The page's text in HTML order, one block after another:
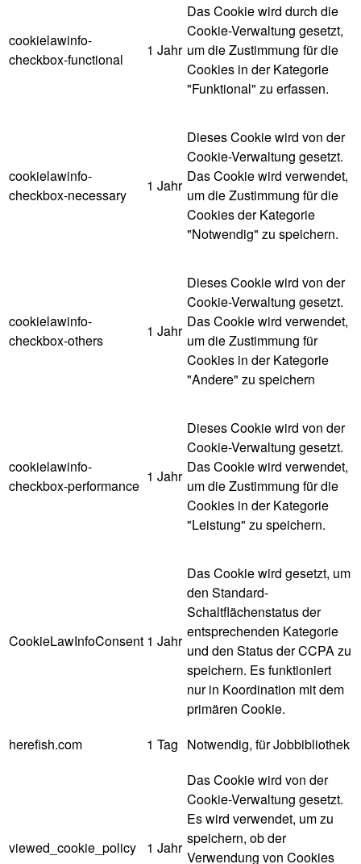
cookielawinfo-
checkbox-functional
1 Jahr
Das Cookie wird durch die
Cookie-Verwaltung gesetzt,
um die Zustimmung für die
Cookies in der Kategorie
"Funktional" zu erfassen.
cookielawinfo-
checkbox-necessary
1 Jahr
Dieses Cookie wird von der
Cookie-Verwaltung gesetzt.
Das Cookie wird verwendet,
um die Zustimmung für die
Cookies der Kategorie
"Notwendig" zu speichern.
cookielawinfo-
checkbox-others
1 Jahr
Dieses Cookie wird von der
Cookie-Verwaltung gesetzt.
Das Cookie wird verwendet,
um die Zustimmung für
Cookies in der Kategorie
"Andere" zu speichern
cookielawinfo-
checkbox-performance
1 Jahr
Dieses Cookie wird von der
Cookie-Verwaltung gesetzt.
Das Cookie wird verwendet,
um die Zustimmung für die
Cookies in der Kategorie
"Leistung" zu speichern.
CookieLawInfoConsent 1 Jahr
Das Cookie wird gesetzt, um
den Standard-
Schaltflächenstatus der
entsprechenden Kategorie
und den Status der CCPA zu
speichern. Es funktioniert
nur in Koordination mit dem
primären Cookie.
herefish.com
1 Tag Notwendig, für Jobbibliothek
viewed_cookie_policy 1 Jahr
Das Cookie wird von der
Cookie-Verwaltung gesetzt.
Es wird verwendet, um zu
speichern, ob der
Verwendung von Cookies